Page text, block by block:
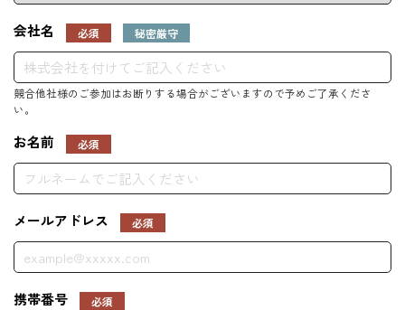
会社名 必須 秘密厳守
お名前 必須
メールアドレス 必須
携帯番号 必須